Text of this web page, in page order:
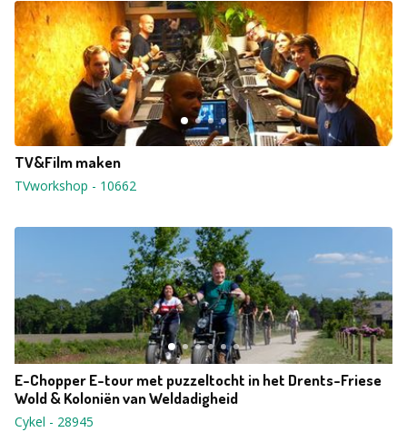
TV&Film maken
TVworkshop - 10662
E-Chopper E-tour met puzzeltocht in het Drents-Friese
Wold & Koloniën van Weldadigheid
Cykel - 28945